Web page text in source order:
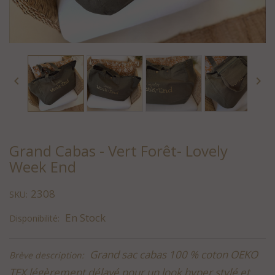
 
Grand Cabas - Vert Forêt- Lovely
Week End
SKU: 2308
Disponibilité: En Stock
Brève description: Grand sac cabas 100 % coton OEKO